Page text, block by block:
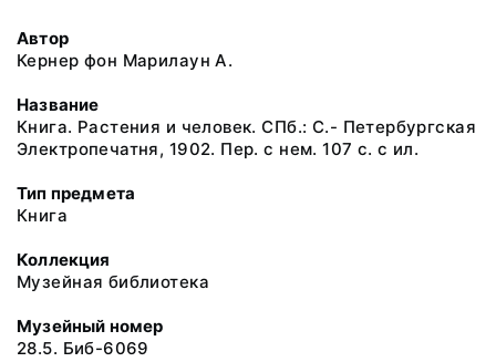
Автор
Кернер фон Марилаун А.
Название
Книга. Растения и человек. СПб.: С.- Петербургская
Электропечатня, 1902. Пер. с нем. 107 с. с ил.
Тип предмета
Книга
Коллекция
Музейная библиотека
Музейный номер
28.5. Биб-6069